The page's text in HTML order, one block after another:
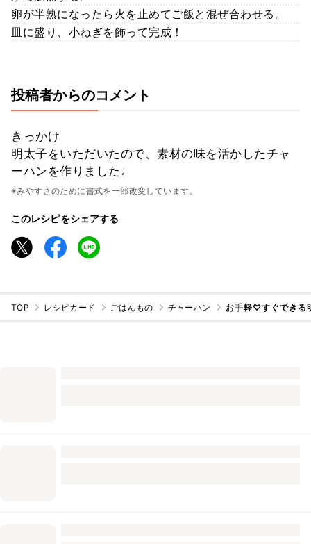
卵が半熟になったら火を止めてご飯と混ぜ合わせる。
皿に盛り、小ねぎを飾って完成！
投稿者からのコメント
きっかけ
明太子をいただいたので、素材の味を活かしたチャ
ーハンを作りました♩
※みやすさのために書式を一部改変しています。
このレシピをシェアする
TOP レシピカード ごはんもの チャーハン お手軽♡すぐできる